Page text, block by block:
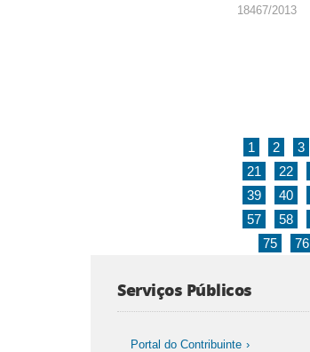
18467/2013
1 2 3
21
22
39
40
57
58
75
76
Serviços Públicos
Portal do Contribuinte